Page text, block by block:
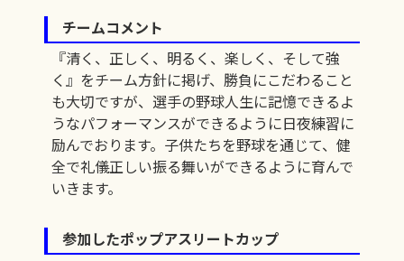
チームコメント
『清く、正しく、明るく、楽しく、そして強
く』をチーム方針に掲げ、勝負にこだわること
も大切ですが、選手の野球人生に記憶できるよ
うなパフォーマンスができるように日夜練習に
励んでおります。子供たちを野球を通じて、健
全で礼儀正しい振る舞いができるように育んで
いきます。
参加したポップアスリートカップ